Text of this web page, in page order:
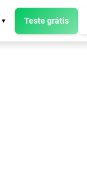
▾ Teste grátis